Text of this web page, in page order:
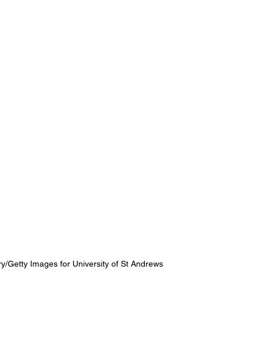
Getty Images for University of St Andrews